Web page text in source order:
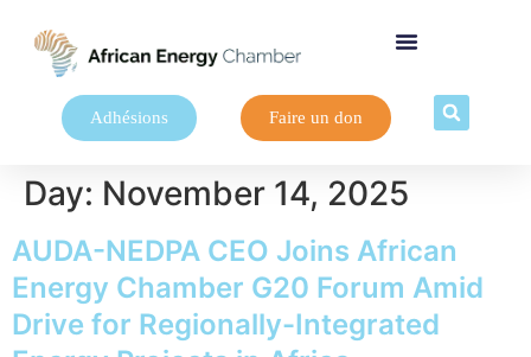
Adhésions Faire un don
Day: November 14, 2025
AUDA-NEDPA CEO Joins African
Energy Chamber G20 Forum Amid
Drive for Regionally-Integrated